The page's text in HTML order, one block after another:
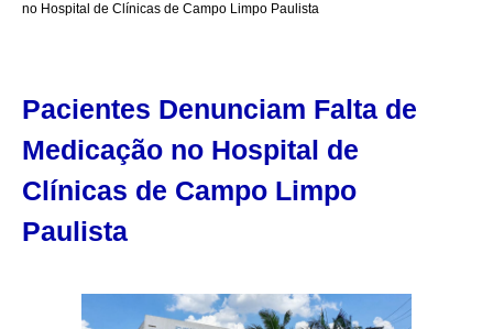
no Hospital de Clínicas de Campo Limpo Paulista
Pacientes Denunciam Falta de
Medicação no Hospital de
Clínicas de Campo Limpo
Paulista